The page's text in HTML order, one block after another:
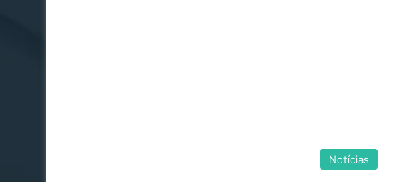
Notícias